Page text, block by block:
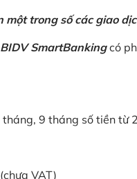
trong số các giao
SmartBankingcó
9 tháng số tiền từ
VAT)